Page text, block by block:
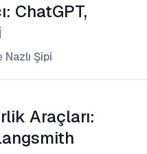
ChatGPT,
Nazlı Şipi
Araçları: